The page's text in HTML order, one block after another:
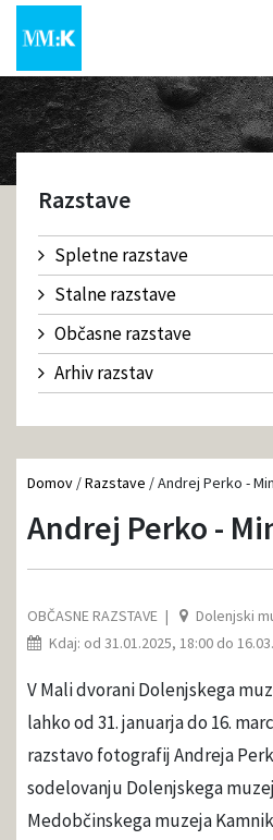
Razstave
Spletne razstave
Stalne razstave
Občasne razstave
Arhiv razstav
Domov /Razstave /Andrej Perko -
Andrej Perko -
OBČASNE RAZSTAVE
Dolenjski
Kdaj: od 31.01.2025, 18:00 do
V Mali dvorani Dolenjskega
lahko od 31. januarja do 16.
razstavo fotografij Andreja
sodelovanju Dolenjskega
Medobčinskega muzeja